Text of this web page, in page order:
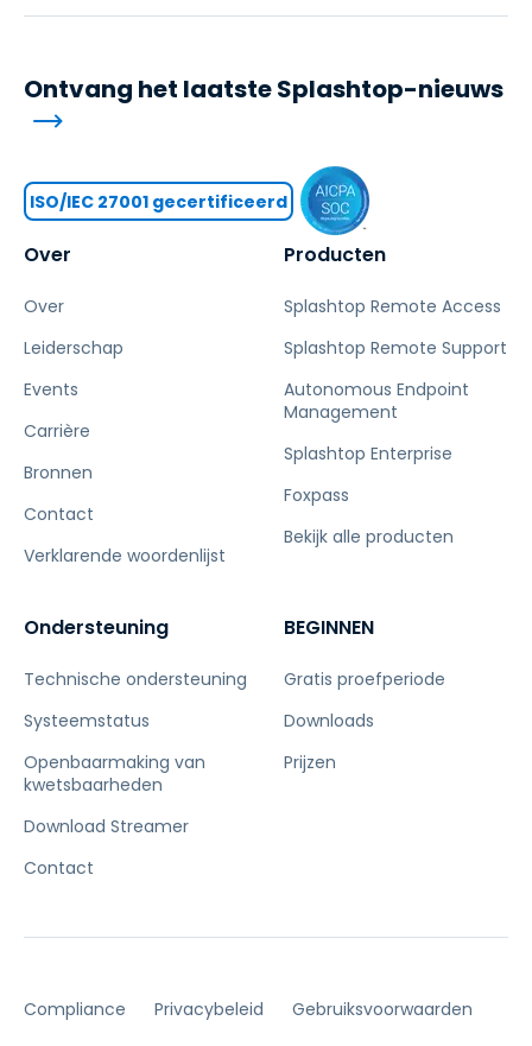
Over
Over
Leiderschap
Events
Carrière
Bronnen
Contact
Verklarende woordenlijst
Producten
Splashtop Remote Access
Splashtop Remote Support
Autonomous Endpoint
Management
Splashtop Enterprise
Foxpass
Bekijk alle producten
Ondersteuning
Technische ondersteuning
Systeemstatus
Openbaarmaking van
kwetsbaarheden
Download Streamer
Contact
BEGINNEN
Gratis proefperiode
Downloads
Prijzen
Ontvang het laatste Splashtop-nieuws
ISO/IEC 27001 gecertificeerd
Compliance Privacybeleid Gebruiksvoorwaarden